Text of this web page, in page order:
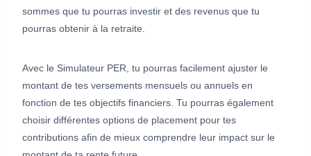
sommes que tu pourras investir et des revenus que tu
pourras obtenir à la retraite.
Avec le Simulateur PER, tu pourras facilement ajuster le
montant de tes versements mensuels ou annuels en
fonction de tes objectifs financiers. Tu pourras également
choisir différentes options de placement pour tes
contributions afin de mieux comprendre leur impact sur le